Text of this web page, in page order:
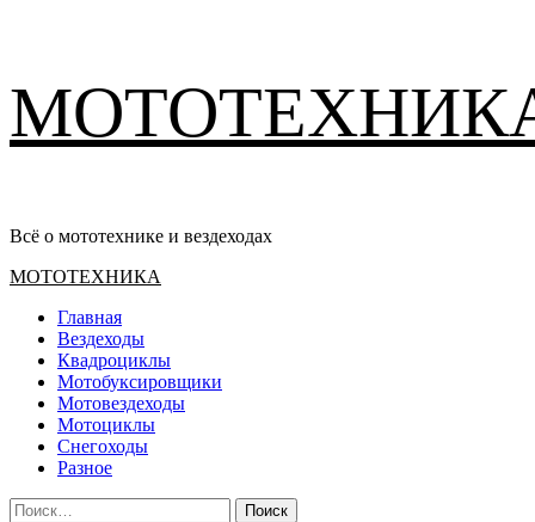
содержимому
Всё о мототехнике и вездеходах
Основное
МОТОТЕХНИКА
Главная
Вездеходы
Квадроциклы
Мотобуксировщики
Мотовездеходы
Мотоциклы
Снегоходы
Разное
Найти: